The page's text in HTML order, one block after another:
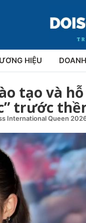
HIỆU
tạo và
trước
International Queen